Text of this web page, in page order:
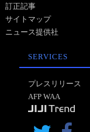
訂正記事
サイトマップ
ニュース提供社
SERVICES
プレスリリース
AFP WAA